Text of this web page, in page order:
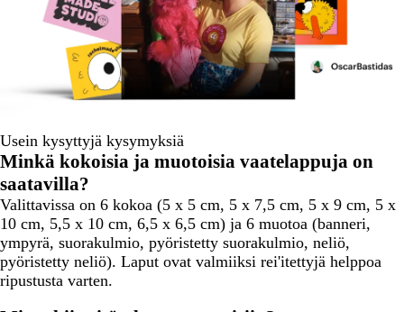
Usein kysyttyjä kysymyksiä
Minkä kokoisia ja muotoisia vaatelappuja on
saatavilla?
Valittavissa on 6 kokoa (5 x 5 cm, 5 x 7,5 cm, 5 x 9 cm, 5 x
10 cm, 5,5 x 10 cm, 6,5 x 6,5 cm) ja 6 muotoa (banneri,
ympyrä, suorakulmio, pyöristetty suorakulmio, neliö,
pyöristetty neliö). Laput ovat valmiiksi rei'itettyjä helppoa
ripustusta varten.